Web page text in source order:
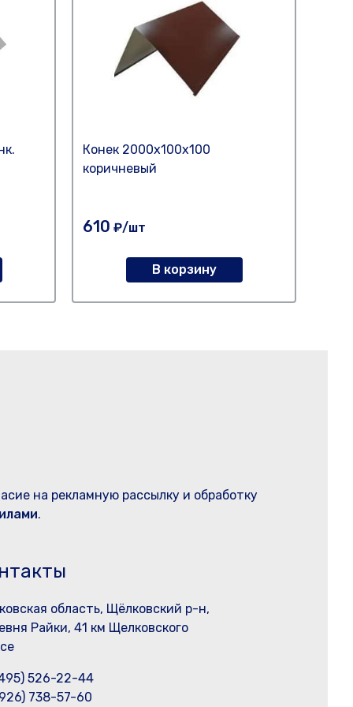
Конек 2000х100х100
коричневый
610 ₽/шт
В корзину
на рекламную рассылку и обработку
.
область, Щёлковский р-н,
Райки, 41 км Щелковского
526-22-44
738-57-60